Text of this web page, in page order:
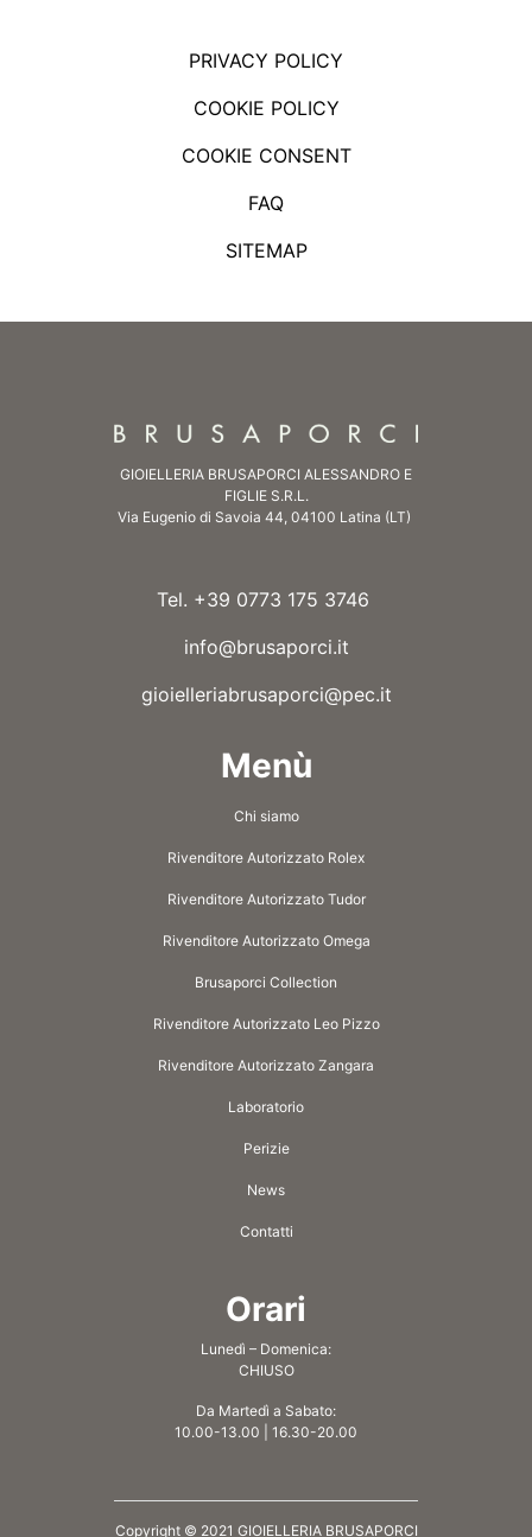
PRIVACY POLICY
COOKIE POLICY
COOKIE CONSENT
FAQ
SITEMAP
GIOIELLERIA BRUSAPORCI ALESSANDRO E
FIGLIE S.R.L.
Via Eugenio di Savoia 44, 04100 Latina (LT)
Tel. +39 0773 175 3746
info@brusaporci.it
gioielleriabrusaporci@pec.it
Menù
Chi siamo
Rivenditore Autorizzato Rolex
Rivenditore Autorizzato Tudor
Rivenditore Autorizzato Omega
Brusaporci Collection
Rivenditore Autorizzato Leo Pizzo
Rivenditore Autorizzato Zangara
Laboratorio
Perizie
News
Contatti
Orari
Lunedì – Domenica:
CHIUSO
Da Martedì a Sabato:
10.00-13.00 | 16.30-20.00
Copyright © 2021 GIOIELLERIA BRUSAPORCI